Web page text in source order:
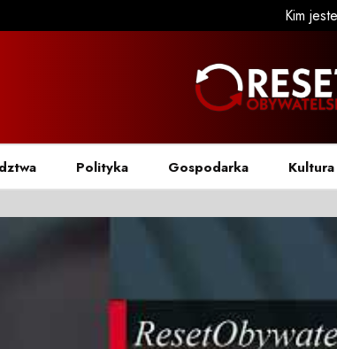
Kim
Polityka Gospodarka Kultura